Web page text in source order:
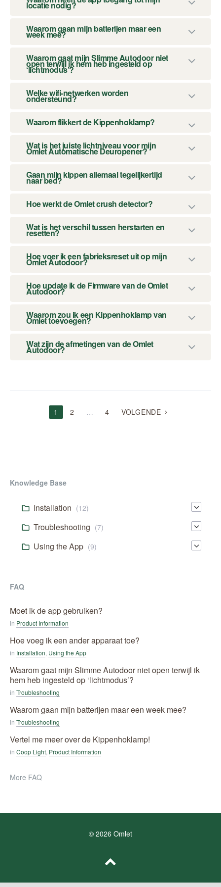
locatie nodig?
Waarom gaan mijn batterijen maar een
week mee?
Waarom gaat mijn Slimme Autodoor niet
open terwijl ik hem heb ingesteld op
‘lichtmodus’?
Welke wifi-netwerken worden
ondersteund?
Waarom flikkert de Kippenhoklamp?
Wat is het juiste lichtniveau voor mijn
Omlet Automatische Deuropener?
Gaan mijn kippen allemaal tegelijkertijd
naar bed?
Hoe werkt de Omlet crush detector?
Wat is het verschil tussen herstarten en
resetten?
Hoe voer ik een fabrieksreset uit op mijn
Omlet Autodoor?
Hoe update ik de Firmware van de Omlet
Autodoor?
Waarom zou ik een Kippenhoklamp van
Omlet toevoegen?
Wat zijn de afmetingen van de Omlet
Autodoor?
BERICHTEN
NAVIGATIE
1 2 … 4 VOLGENDE
Knowledge Base
Installation (12)
Troubleshooting (7)
Using the App (9)
FAQ
Moet ik de app gebruiken?
in Product Information
Hoe voeg ik een ander apparaat toe?
in Installation, Using the App
Waarom gaat mijn Slimme Autodoor niet open terwijl ik
hem heb ingesteld op ‘lichtmodus’?
in Troubleshooting
Waarom gaan mijn batterijen maar een week mee?
in Troubleshooting
Vertel me meer over de Kippenhoklamp!
in Coop Light, Product Information
More FAQ
© 2026 Omlet